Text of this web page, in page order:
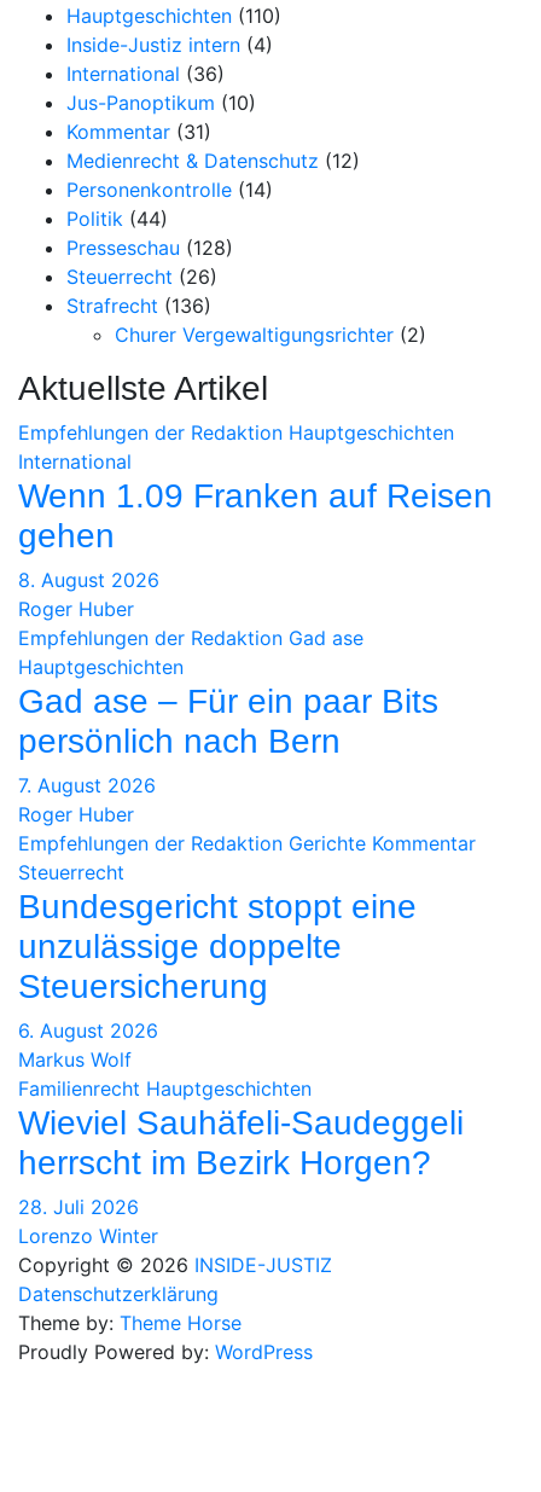
Hauptgeschichten (110)
Inside-Justiz intern (4)
International (36)
Jus-Panoptikum (10)
Kommentar (31)
Medienrecht & Datenschutz (12)
Personenkontrolle (14)
Politik (44)
Presseschau (128)
Steuerrecht (26)
Strafrecht (136)
Churer Vergewaltigungsrichter (2)
Aktuellste Artikel
Empfehlungen der Redaktion Hauptgeschichten
International
Wenn 1.09 Franken auf Reisen
gehen
8. August 2026
Roger Huber
Empfehlungen der Redaktion Gad ase
Hauptgeschichten
Gad ase – Für ein paar Bits
persönlich nach Bern
7. August 2026
Roger Huber
Empfehlungen der Redaktion Gerichte Kommentar
Steuerrecht
Bundesgericht stoppt eine
unzulässige doppelte
Steuersicherung
6. August 2026
Markus Wolf
Familienrecht Hauptgeschichten
Wieviel Sauhäfeli-Saudeggeli
herrscht im Bezirk Horgen?
28. Juli 2026
Lorenzo Winter
Copyright © 2026 INSIDE-JUSTIZ
Datenschutzerklärung
Theme by: Theme Horse
Proudly Powered by: WordPress